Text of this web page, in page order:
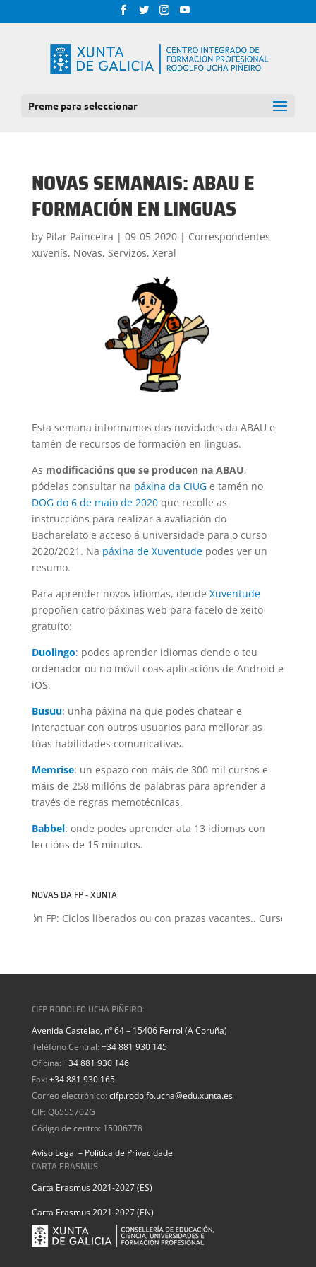
Preme para seleccionar
NOVAS SEMANAIS: ABAU E
FORMACIÓN EN LINGUAS
by Pilar Painceira | 09-05-2020| Correspondentes
xuvenís, Novas, Servizos, Xeral
Esta semana informamos das novidades da ABAU e
tamén de recursos de formación en linguas.
As modificacións que se producen na ABAU,
pódelas consultar na páxina da CIUGe tamén no
DOG do 6 de maio de 2020que recolle as
instruccións para realizar a avaliación do
Bacharelato e acceso á universidade para o curso
2020/2021. Na páxina de Xuventudepodes ver un
resumo.
Para aprender novos idiomas, dende Xuventude
propoñen catro páxinas web para facelo de xeito
gratuíto:
Duolingo: podes aprender idiomas dende o teu
ordenador ou no móvil coas aplicacións de Android e
iOS.
Busuu: unha páxina na que podes chatear e
interactuar con outros usuarios para mellorar as
túas habilidades comunicativas.
Memrise: un espazo con máis de 300 mil cursos e
máis de 258 millóns de palabras para aprender a
través de regras memotécnicas.
Babbel: onde podes aprender ata 13 idiomas con
leccións de 15 minutos.
NOVAS DA FP - XUNTA
FP: Ciclos liberados ou con prazas vacantes.. Curso 2026-
CIFP RODOLFO UCHA PIÑEIRO:
Avenida Castelao, nº 64 – 15406 Ferrol (A Coruña)
Teléfono Central: +34 881 930 145
Oficina: +34 881 930 146
Fax: +34 881 930 165
Correo electrónico: cifp.rodolfo.ucha@edu.xunta.es
CIF: Q6555702G
Código de centro: 15006778
Aviso Legal – Política de Privacidade
CARTA ERASMUS
Carta Erasmus 2021-2027 (ES)
Carta Erasmus 2021-2027 (EN)